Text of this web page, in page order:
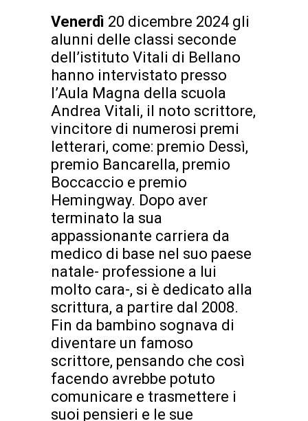
Venerdì 20 dicembre 2024 gli
alunni delle classi seconde
dell’istituto Vitali di Bellano
hanno intervistato presso
l’Aula Magna della scuola
Andrea Vitali, il noto scrittore,
vincitore di numerosi premi
letterari, come: premio Dessì,
premio Bancarella, premio
Boccaccio e premio
Hemingway. Dopo aver
terminato la sua
appassionante carriera da
medico di base nel suo paese
natale- professione a lui
molto cara-, si è dedicato alla
scrittura, a partire dal 2008.
Fin da bambino sognava di
diventare un famoso
scrittore, pensando che così
facendo avrebbe potuto
comunicare e trasmettere i
suoi pensieri e le sue